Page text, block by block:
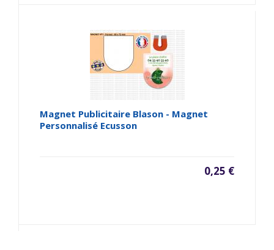
Magnet Publicitaire Blason - Magnet
Personnalisé Ecusson
0,25 €